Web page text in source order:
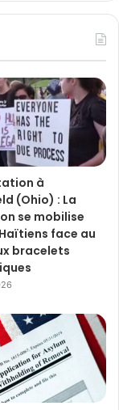
à
(Ohio) : La
se mobilise
face au
bracelets